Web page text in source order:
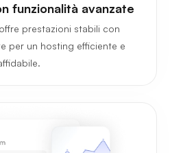
funzionalità avanzate
prestazioni stabili con
per un hosting efficiente e